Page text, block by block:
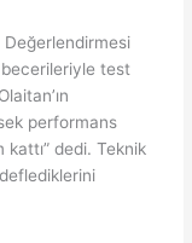
Değerlendirmesi
becerileriyle test
performans
kattı” dedi. Teknik